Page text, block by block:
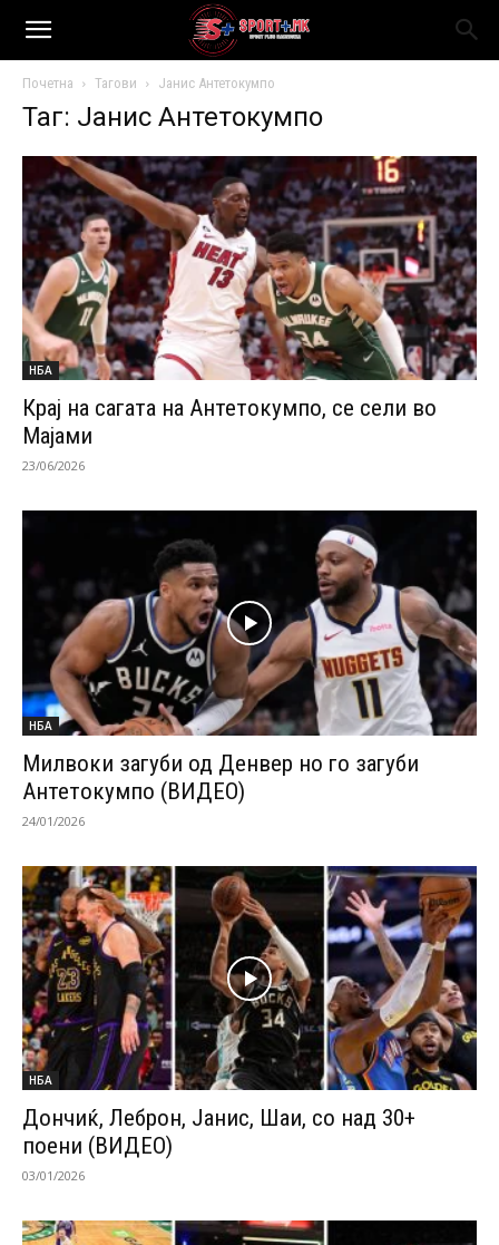
Почетна Тагови Јанис Антетокумпо
Таг: Јанис Антетокумпо
НБА
Крај на сагата на Антетокумпо, се сели во
Мајами
23/06/2026
НБА
Милвоки загуби од Денвер но го загуби
Антетокумпо (ВИДЕО)
24/01/2026
НБА
Дончиќ, Леброн, Јанис, Шаи, со над 30+
поени (ВИДЕО)
03/01/2026